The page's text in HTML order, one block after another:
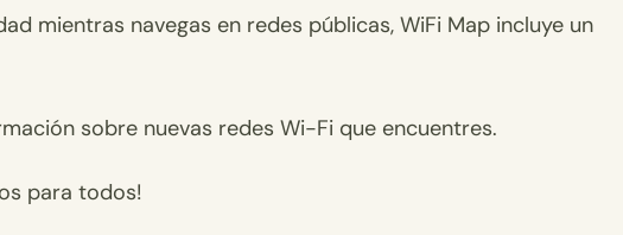
mientras navegas en redes públicas, WiFi Map incluye un
sobre nuevas redes Wi-Fi que encuentres.
para todos!